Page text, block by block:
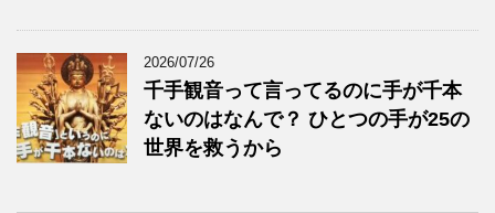
2026/07/26
千手観音って言ってるのに手が千本
ないのはなんで？ ひとつの手が25の
世界を救うから